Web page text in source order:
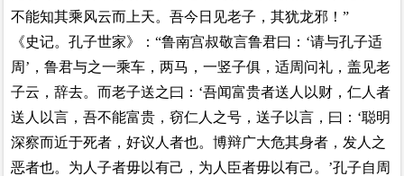
不能知其乘风云而上天。吾今日见老子，其犹龙邪！”
《史记。孔子世家》：“鲁南宫叔敬言鲁君曰：‘请与孔子适
周’，鲁君与之一乘车，两马，一竖子俱，适周问礼，盖见老
子云，辞去。而老子送之曰：‘吾闻富贵者送人以财，仁人者
送人以言，吾不能富贵，窃仁人之号，送子以言，曰：‘聪明
深察而近于死者，好议人者也。博辩广大危其身者，发人之
恶者也。为人子者毋以有己，为人臣者毋以有己。’孔子自周